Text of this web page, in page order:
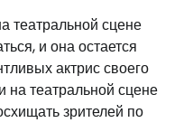
театральной сцене
и она остается
актрис своего
на театральной сцене
зрителей по